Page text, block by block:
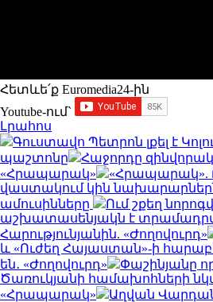
Հետևե՛ք Euromedia24-ին
Youtube-ում`
Լրահոս
Գուստավո Պետրոն լքել է
պաշտոնը
Հաջորդը
«Հրապարակ»
«Հրապարակ».
վաստակում կին
ամուսինները
Ում շքեղ
աշխատասենյակն է
Հարությունյանին. «Ժողովուրդ»
և «Ուժեղ Հայաստան»-ի
են․ «Ժողովուրդ»
Փաշինյանը
Ծառուկյանի համախոհների
«Հրապարակ»
Աղվան